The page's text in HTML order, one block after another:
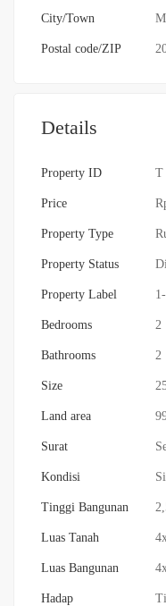
City/Town
Postal code/ZIP
Details
Property ID T
Price
Property Type
Property Status
Property Label
Bedrooms 2
Bathrooms 2
Size
Land area
Surat
Kondisi
Tinggi Bangunan
Luas Tanah
Luas Bangunan
Hadap